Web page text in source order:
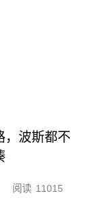
，波斯都不
阅读 11015